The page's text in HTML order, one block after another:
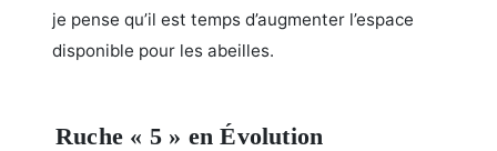
je pense qu’il est temps d’augmenter l’espace
disponible pour les abeilles.
Ruche « 5 » en Évolution